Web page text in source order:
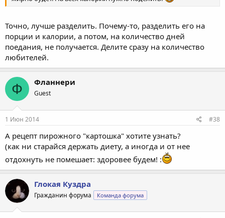
Точно, лучше разделить. Почему-то, разделить его на
порции и калории, а потом, на количество дней
поедания, не получается. Делите сразу на количество
любителей.
Ф Фланнери
Guest
1 Июн 2014 #38
А рецепт пирожного "картошка" хотите узнать?
(как ни старайся держать диету, а иногда и от нее
отдохнуть не помешает: здоровее будем! :
Глокая Куздра
Гражданин форума Команда форума